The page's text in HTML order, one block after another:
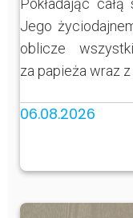
Pokładając
Jego
oblicze
za papieża wraz z
06.08.2026